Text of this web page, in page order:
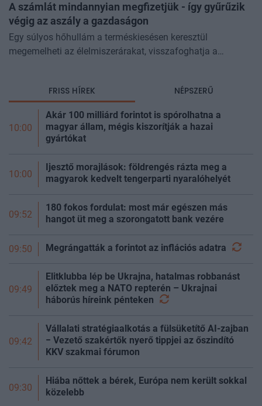
A számlát mindannyian megfizetjük - így gyűrűzik
végig az aszály a gazdaságon
Egy súlyos hőhullám a terméskiesésen keresztül
megemelheti az élelmiszerárakat, visszafoghatja a
FRISS HÍREK NÉPSZERŰ
10:00
Akár 100 milliárd forintot is spórolhatna a
magyar állam, mégis kiszorítják a hazai
gyártókat
10:00
Ijesztő morajlások: földrengés rázta meg a
magyarok kedvelt tengerparti nyaralóhelyét
09:52
180 fokos fordulat: most már egészen más
hangot üt meg a szorongatott bank vezére
09:50 Megrángatták a forintot az inflációs adatra
09:49
Elitklubba lép be Ukrajna, hatalmas robbanást
előztek meg a NATO repterén – Ukrajnai
háborús híreink pénteken
09:42
Vállalati stratégiaalkotás a fülsüketítő AI-zajban
− Vezető szakértők nyerő tippjei az őszindító
KKV szakmai fórumon
09:30
Hiába nőttek a bérek, Európa nem került sokkal
közelebb